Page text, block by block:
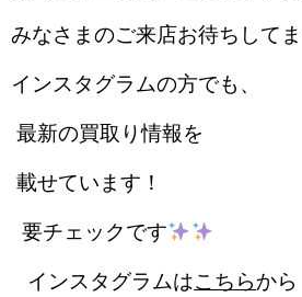
みなさまのご来店お待ちして
インスタグラムの方でも、
最新の買取り情報を
載せています！
要チェックです
インスタグラムはこちらから